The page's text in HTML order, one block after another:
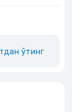
ўтинг